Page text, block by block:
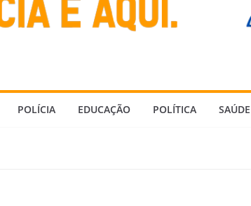
POLÍCIA EDUCAÇÃO POLÍTICA SAÚDE